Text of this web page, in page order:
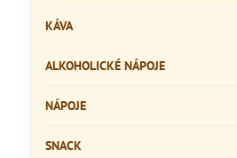
KÁVA
ALKOHOLICKÉ NÁPOJE
NÁPOJE
SNACK